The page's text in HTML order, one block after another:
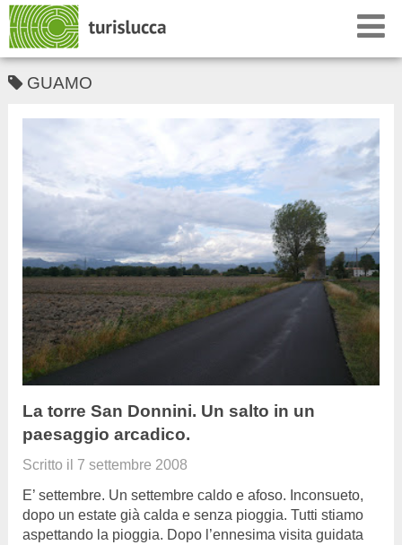
GUAMO
La torre San Donnini. Un salto in un
paesaggio arcadico.
Scritto il 7 settembre 2008
E’ settembre. Un settembre caldo e afoso. Inconsueto,
dopo un estate già calda e senza pioggia. Tutti stiamo
aspettando la pioggia. Dopo l’ennesima visita guidata